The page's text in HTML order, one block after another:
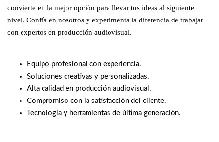
convierte en la mejor opción para llevar tus ideas al siguiente
nivel. Confía en nosotros y experimenta la diferencia de trabajar
con expertos en producción audiovisual.
Equipo profesional con experiencia.
Soluciones creativas y personalizadas.
Alta calidad en producción audiovisual.
Compromiso con la satisfacción del cliente.
Tecnología y herramientas de última generación.